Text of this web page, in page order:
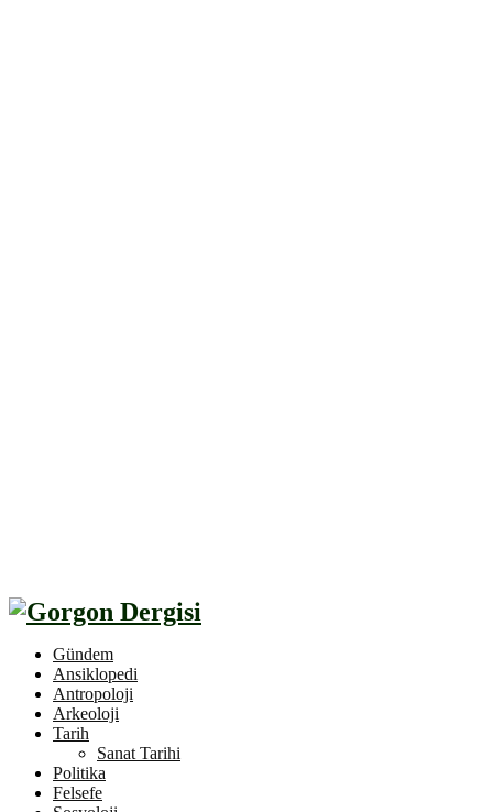
Gündem
Ansiklopedi
Antropoloji
Arkeoloji
Tarih
Sanat Tarihi
Politika
Felsefe